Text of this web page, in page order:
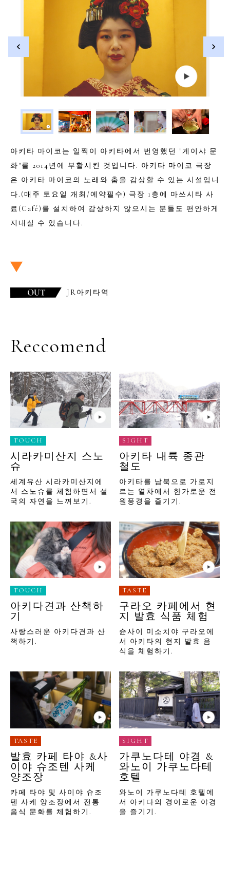
아키타 마이코는 일찍이 아키타에서 번영했던 "게이샤 문
화"를 2014년에 부활시킨 것입니다. 아키타 마이코 극장
은 아키타 마이코의 노래와 춤을 감상할 수 있는 시설입니
다.(매주 토요일 개최/예약필수) 극장 1층에 마쓰시타 사
료(Café)를 설치하여 감상하지 않으시는 분들도 편안하게
지내실 수 있습니다.
JR아키타역
Reccomend
시라카미산지 스노
슈
TOUCH
세계유산 시라카미산지에
서 스노슈를 체험하면서 설
국의 자연을 느껴보기.
아키타 내륙 종관
철도
SIGHT
아키타를 남북으로 가로지
르는 열차에서 한가로운 전
원풍경을 즐기기.
아키다견과 산책하
기
TOUCH
사랑스러운 아키다견과 산
책하기.
구라오 카페에서 현
지 발효 식품 체험
TASTE
슌사이 미소치야 구라오에
서 아키타의 현지 발효 음
식을 체험하기.
발효 카페 타야 &사
이야 슈조텐 사케
양조장
TASTE
카페 타야 및 사이야 슈조
텐 사케 양조장에서 전통
음식 문화를 체험하기.
가쿠노다테 야경 &
와노이 가쿠노다테
호텔
SIGHT
와노이 가쿠노다테 호텔에
서 아키다의 경이로운 야경
을 즐기기.